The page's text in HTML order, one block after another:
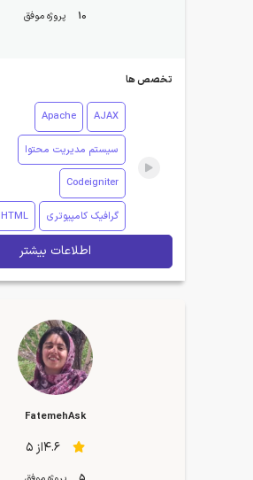
10 پروژه موفق
تخصص ها
AJAX
Apache
سیستم مدیریت محتوا
Codeigniter
گرافیک کامپیوتری HTML
اطلاعات بیشتر
FatemehAsk
4.6از 5